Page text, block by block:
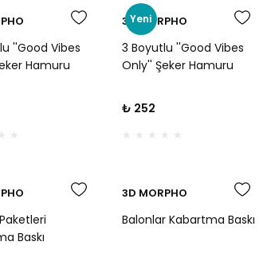
''Good Vibes
Hamuru
Günü ve
İçin
Yeni
3D MORPHO
3 Boyutlu ''Good Vibes
Only'' Şeker Hamuru
Parti, Doğum Günü ve
Pozitif Konseptli
Kurabiyeler İçin
₺ 252
Baskı
3D MORPHO
Balonlar Kabartma Baskı